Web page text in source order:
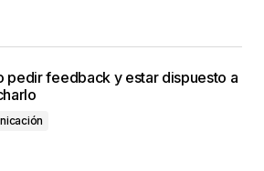
pedir feedback y estar dispuesto a